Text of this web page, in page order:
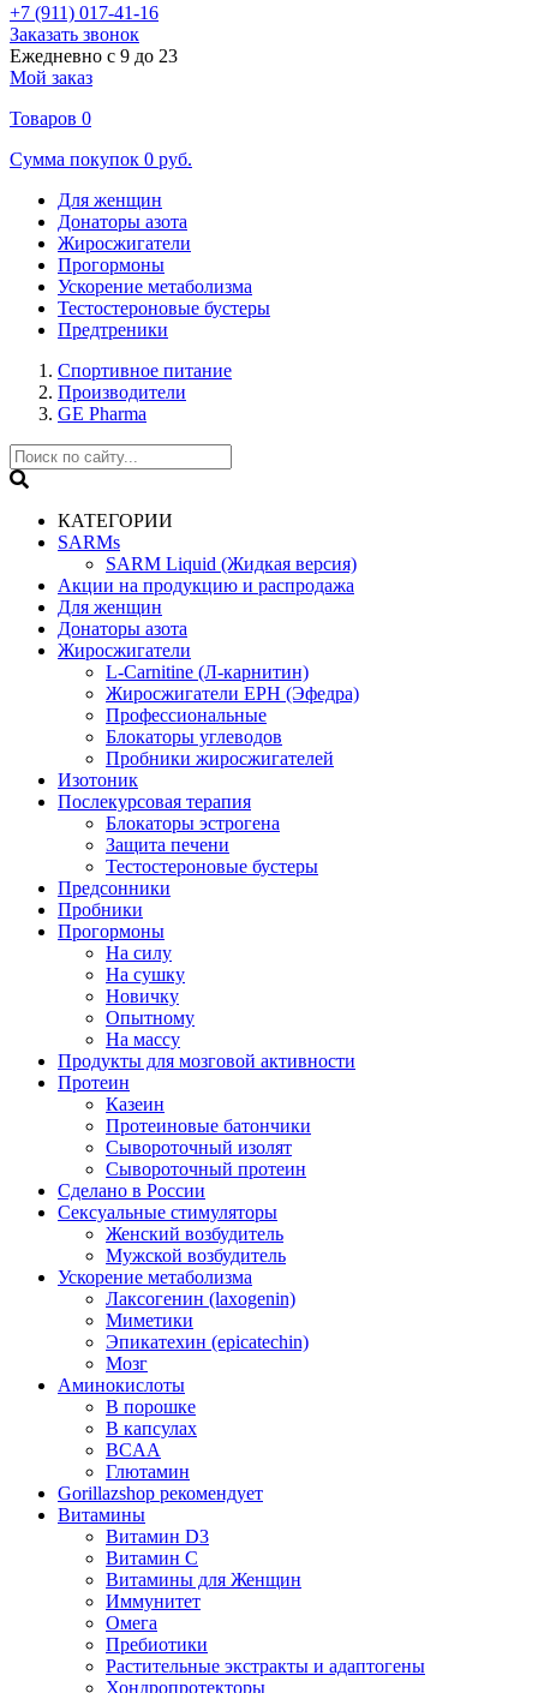
+7 (911) 017-41-16
Заказать звонок
Ежедневно с 9 до 23
Мой заказ
Товаров 0
Сумма покупок 0 руб.
Для женщин
Донаторы азота
Жиросжигатели
Прогормоны
Ускорение метаболизма
Тестостероновые бустеры
Предтреники
Спортивное питание
Производители
GE Pharma
КАТЕГОРИИ
SARMs
SARM Liquid (Жидкая версия)
Акции на продукцию и распродажа
Для женщин
Донаторы азота
Жиросжигатели
L-Carnitine (Л-карнитин)
Жиросжигатели EPH (Эфедра)
Профессиональные
Блокаторы углеводов
Пробники жиросжигателей
Изотоник
Послекурсовая терапия
Блокаторы эстрогена
Защита печени
Тестостероновые бустеры
Предсонники
Пробники
Прогормоны
На силу
На сушку
Новичку
Опытному
На массу
Продукты для мозговой активности
Протеин
Казеин
Протеиновые батончики
Сывороточный изолят
Сывороточный протеин
Сделано в России
Сексуальные стимуляторы
Женский возбудитель
Мужской возбудитель
Ускорение метаболизма
Лаксогенин (laxogenin)
Миметики
Эпикатехин (epicatechin)
Мозг
Аминокислоты
В порошке
В капсулах
BCAA
Глютамин
Gorillazshop рекомендует
Витамины
Витамин D3
Витамин С
Витамины для Женщин
Иммунитет
Омега
Пребиотики
Растительные экстракты и адаптогены
Хондропротекторы